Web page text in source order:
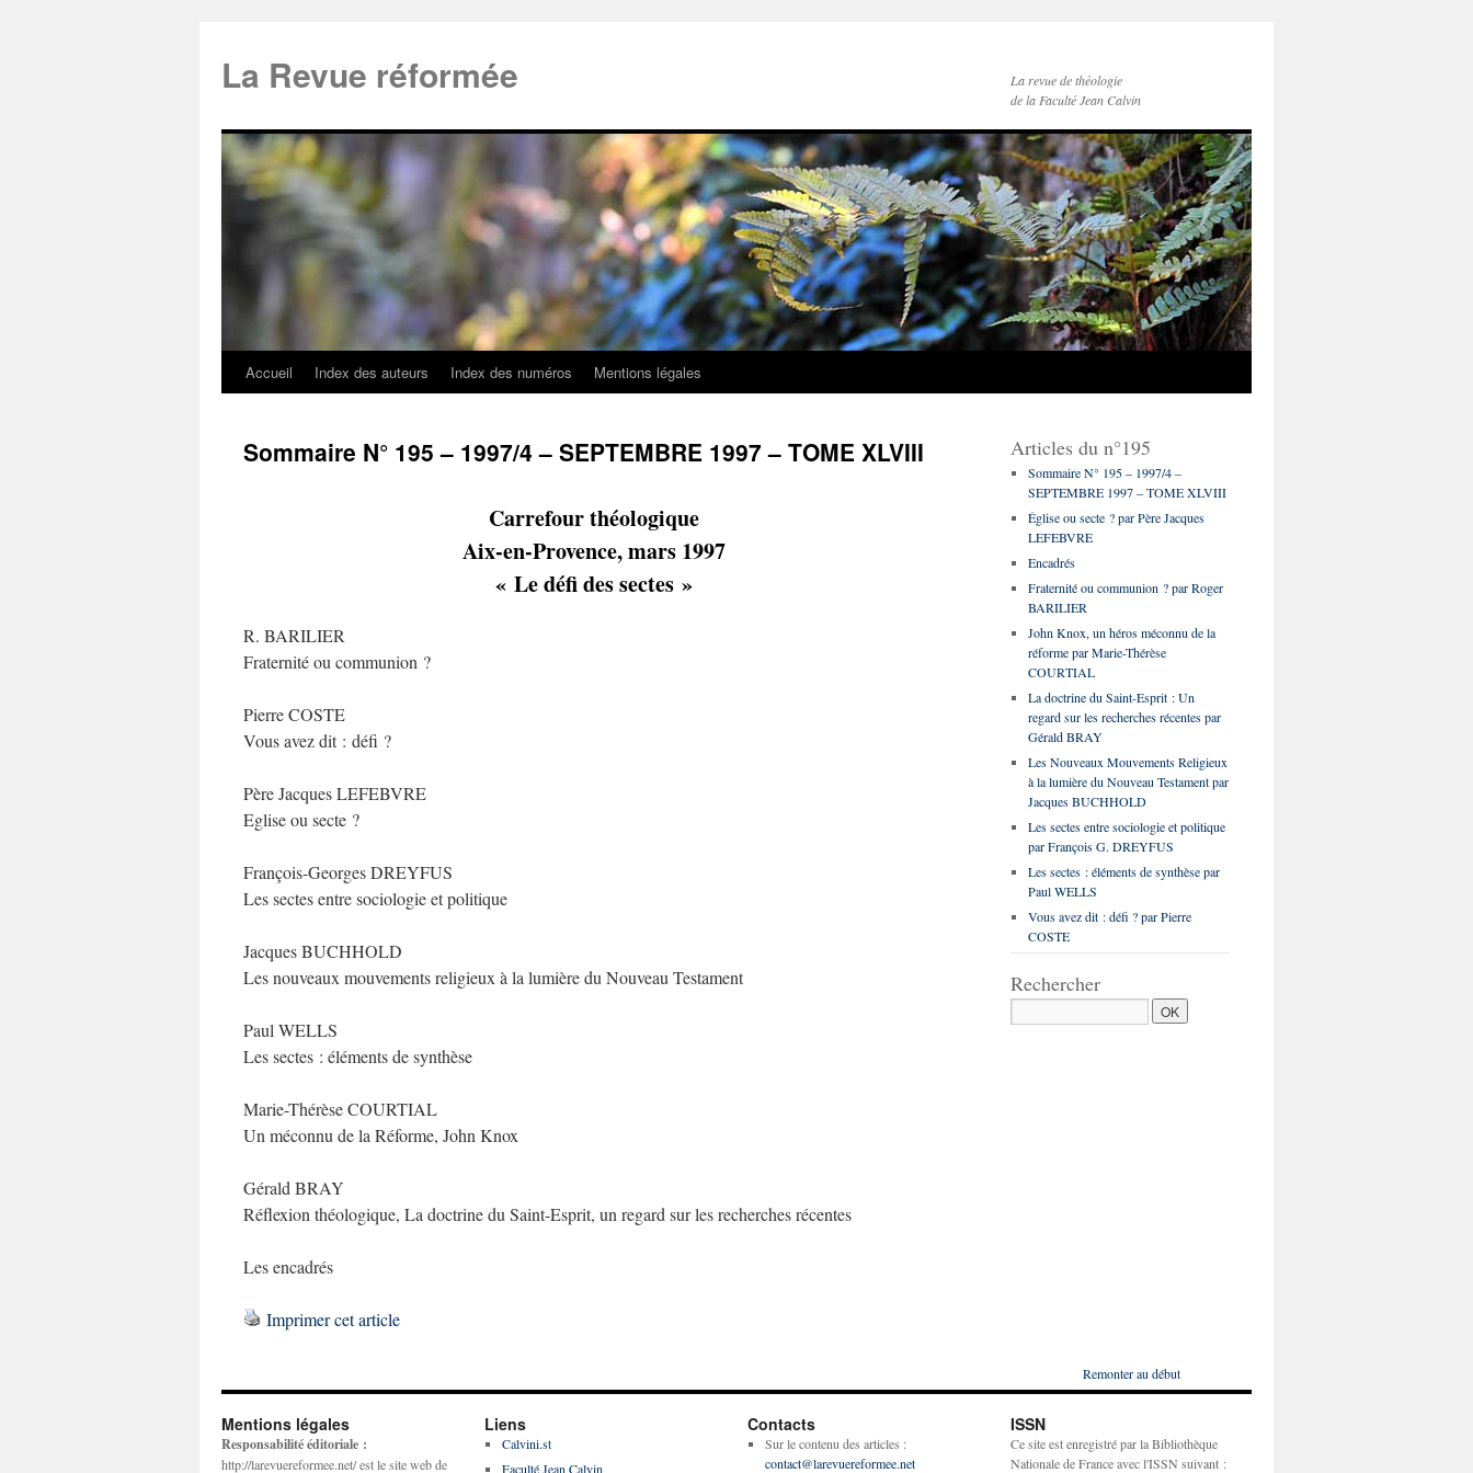
La Revue réformée
La revue de théologie
de la Faculté Jean Calvin
Accueil Index des auteurs Index des numéros Mentions légales
Sommaire N° 195 – 1997/4 – SEPTEMBRE 1997 – TOME XLVIII
Carrefour théologique
Aix-en-Provence, mars 1997
« Le défi des sectes »
R. BARILIER
Fraternité ou communion ?
Pierre COSTE
Vous avez dit : défi ?
Père Jacques LEFEBVRE
Eglise ou secte ?
François-Georges DREYFUS
Les sectes entre sociologie et politique
Jacques BUCHHOLD
Les nouveaux mouvements religieux à la lumière du Nouveau Testament
Paul WELLS
Les sectes : éléments de synthèse
Marie-Thérèse COURTIAL
Un méconnu de la Réforme, John Knox
Gérald BRAY
Réflexion théologique, La doctrine du Saint-Esprit, un regard sur les recherches récentes
Les encadrés
Imprimer cet article
Articles du n°195
Sommaire N° 195 – 1997/4 –
SEPTEMBRE 1997 – TOME XLVIII
Église ou secte ? par Père Jacques
LEFEBVRE
Encadrés
Fraternité ou communion ? par Roger
BARILIER
John Knox, un héros méconnu de la
réforme par Marie-Thérèse
COURTIAL
La doctrine du Saint-Esprit : Un
regard sur les recherches récentes par
Gérald BRAY
Les Nouveaux Mouvements Religieux
à la lumière du Nouveau Testament par
Jacques BUCHHOLD
Les sectes entre sociologie et politique
par François G. DREYFUS
Les sectes : éléments de synthèse par
Paul WELLS
Vous avez dit : défi ? par Pierre
COSTE
Rechercher
Remonter au début
Mentions légales
Responsabilité éditoriale :
http://larevuereformee.net/ est le site web de
Liens
Calvini.st
Faculté Jean Calvin
Contacts
Sur le contenu des articles :
contact@larevuereformee.net
ISSN
Ce site est enregistré par la Bibliothèque
Nationale de France avec l'ISSN suivant :